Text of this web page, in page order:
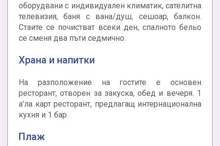
оборудвани с индивидуален климатик, сателитна
телевизия, баня с вана/душ, сешоар, балкон.
Стаите се почистват всеки ден, спалното бельо
се сменя два пъти седмично.
Храна и напитки
На разположение на гостите е основен
ресторант, отворен за закуска, обед и вечеря. 1
а'ла карт ресторант, предлагащ интернационална
кухня и 1 бар.
Плаж